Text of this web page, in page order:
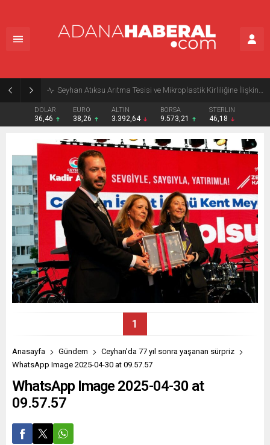
Seyhan Atıksu Arıtma Tesisi ve Mikroplastik Kirliliğine İlişkin Açıklama
DOLAR
36,46
EURO
38,26
ALTIN
3.392,64
BORSA
9.573,21
STERLIN
46,18
1
Anasayfa Gündem
Ceyhan’da 77 yıl sonra yaşanan sürpriz
WhatsApp Image 2025-04-30 at 09.57.57
WhatsApp Image 2025-04-30 at
09.57.57